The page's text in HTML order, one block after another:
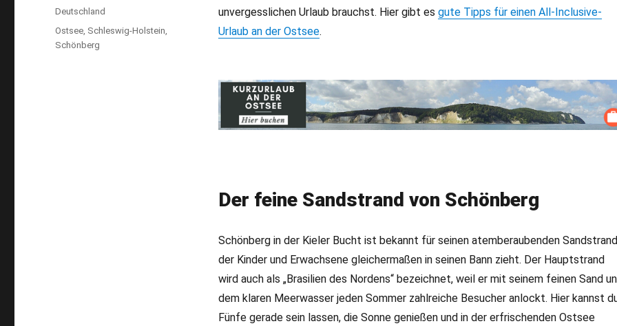
unvergesslichen Urlaub brauchst. Hier gibt es gute Tipps für einen All-Inclusive-
Urlaub an der Ostsee.
Der feine Sandstrand von Schönberg
Schönberg in der Kieler Bucht ist bekannt für seinen atemberaubenden
der Kinder und Erwachsene gleichermaßen in seinen Bann zieht. Der Hauptstrand
wird auch als „Brasilien des Nordens“ bezeichnet, weil er mit seinem feinen Sand
dem klaren Meerwasser jeden Sommer zahlreiche Besucher anlockt. Hier kannst
Fünfe gerade sein lassen, die Sonne genießen und in der erfrischenden Ostsee
am
Kategorien
Deutschland
Schlagwörter
Ostsee Schleswig-Holstein
Schönberg